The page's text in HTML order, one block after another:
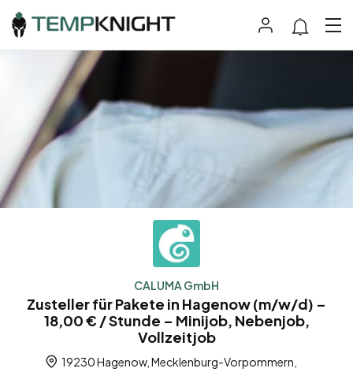
CALUMA GmbH
Zusteller für Pakete in Hagenow (m/w/d) –
18,00 € / Stunde – Minijob, Nebenjob,
Vollzeitjob
19230 Hagenow, Mecklenburg-Vorpommern,